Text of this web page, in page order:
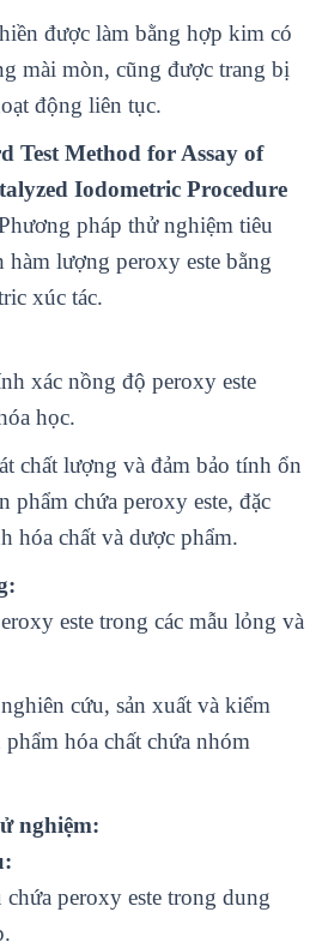
ền được làm bằng hợp kim có
mài mòn, cũng được trang bị
động liên tục.
Test Method for Assay of
Iodometric Procedure
pháp thử nghiệm tiêu
hàm lượng peroxy este bằng
xúc tác.
xác nồng độ peroxy este
học.
chất lượng và đảm bảo tính ổn
phẩm chứa peroxy este, đặc
hóa chất và dược phẩm.
este trong các mẫu lỏng và
cứu, sản xuất và kiểm
phẩm hóa chất chứa nhóm
nghiệm:
chứa peroxy este trong dung